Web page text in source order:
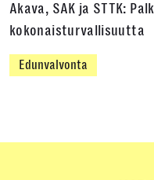
Akava, SAK ja STTK:
kokonaisturvallisuutta
Edunvalvonta